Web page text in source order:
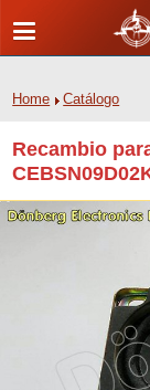
Home Catálogo
Recambio